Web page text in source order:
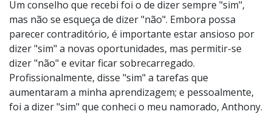
Um conselho que recebi foi o de dizer sempre "sim",
mas não se esqueça de dizer "não". Embora possa
parecer contraditório, é importante estar ansioso por
dizer "sim" a novas oportunidades, mas permitir-se
dizer "não" e evitar ficar sobrecarregado.
Profissionalmente, disse "sim" a tarefas que
aumentaram a minha aprendizagem; e pessoalmente,
foi a dizer "sim" que conheci o meu namorado, Anthony.